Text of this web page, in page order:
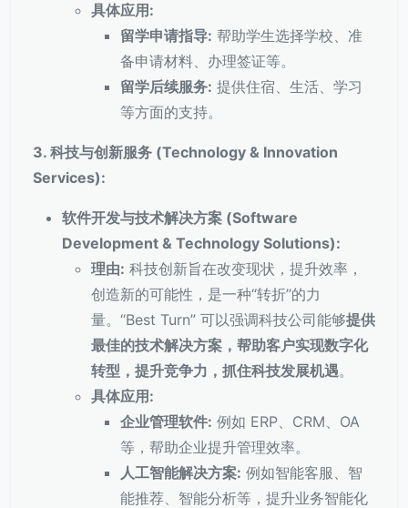
具体应用:
留学申请指导: 帮助学生选择学校、准
备申请材料、办理签证等。
留学后续服务: 提供住宿、生活、学习
等方面的支持。
3. 科技与创新服务 (Technology & Innovation
Services):
软件开发与技术解决方案 (Software
Development & Technology Solutions):
理由: 科技创新旨在改变现状，提升效率，
创造新的可能性，是一种“转折”的力
量。“Best Turn” 可以强调科技公司能够提供
最佳的技术解决方案，帮助客户实现数字化
转型，提升竞争力，抓住科技发展机遇。
具体应用:
企业管理软件: 例如 ERP、CRM、OA
等，帮助企业提升管理效率。
人工智能解决方案: 例如智能客服、智
能推荐、智能分析等，提升业务智能化